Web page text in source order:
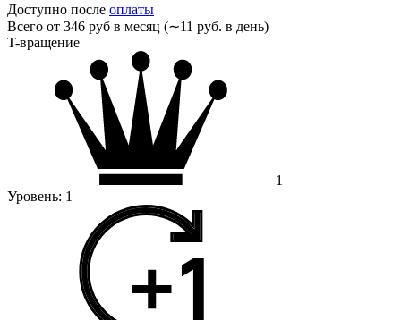
Доступно после оплаты
Всего от 346 руб в месяц (∼11 руб. в день)
T-вращение
1
Уровень: 1